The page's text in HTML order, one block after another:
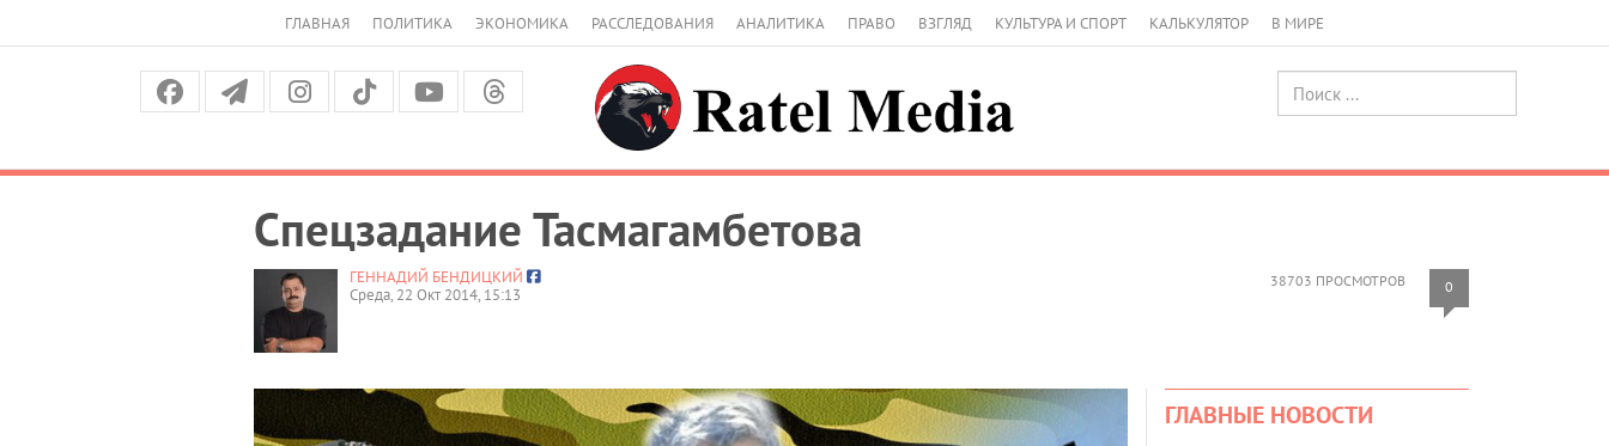
ГЛАВНАЯ ПОЛИТИКА ЭКОНОМИКА РАССЛЕДОВАНИЯ АНАЛИТИКА ПРАВО ВЗГЛЯД КУЛЬТУРА И СПОРТ КАЛЬКУЛЯТОР В МИРЕ
Спецзадание Тасмагамбетова
38703 ПРОСМОТРОВ 0
ГЕННАДИЙ БЕНДИЦКИЙ
Среда, 22 Окт 2014, 15:13
ГЛАВНЫЕ НОВОСТИ